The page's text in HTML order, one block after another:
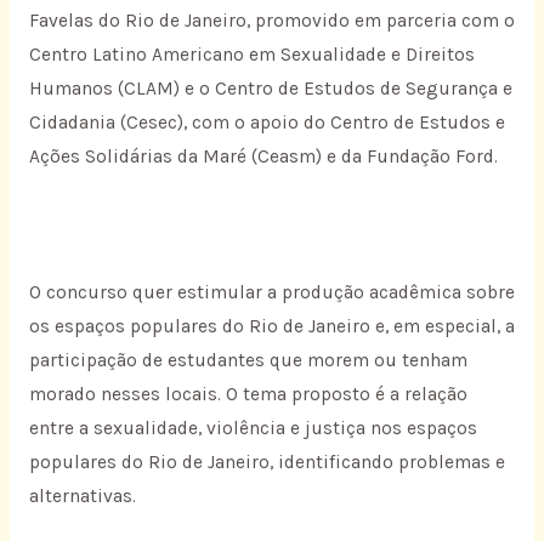
Favelas do Rio de Janeiro, promovido em parceria com o
Centro Latino Americano em Sexualidade e Direitos
Humanos (CLAM) e o Centro de Estudos de Segurança e
Cidadania (Cesec), com o apoio do Centro de Estudos e
Ações Solidárias da Maré (Ceasm) e da Fundação Ford.
O concurso quer estimular a produção acadêmica sobre
os espaços populares do Rio de Janeiro e, em especial, a
participação de estudantes que morem ou tenham
morado nesses locais. O tema proposto é a relação
entre a sexualidade, violência e justiça nos espaços
populares do Rio de Janeiro, identificando problemas e
alternativas.